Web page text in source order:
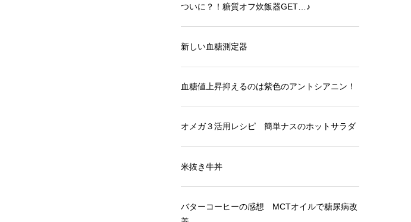
ついに？！糖質オフ炊飯器GET…♪
新しい血糖測定器
血糖値上昇抑えるのは紫色のアントシアニン！
オメガ３活用レシピ 簡単ナスのホットサラダ
米抜き牛丼
バターコーヒーの感想 MCTオイルで糖尿病改